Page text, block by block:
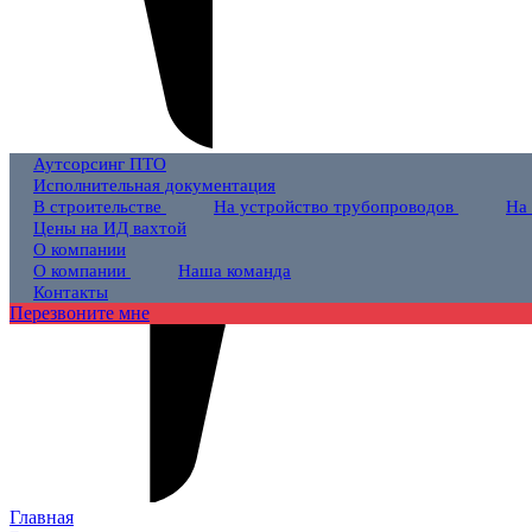
Аутсорсинг ПТО
Исполнительная документация
В строительстве
На устройство трубопроводов На
Цены на ИД вахтой
О компании
О компании
Наша команда
Контакты
Перезвоните мне
Главная